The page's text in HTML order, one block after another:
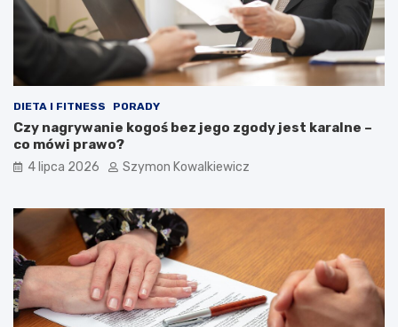
DIETA I FITNESS PORADY
Czy nagrywanie kogoś bez jego zgody jest karalne –
co mówi prawo?
4 lipca 2026 Szymon Kowalkiewicz